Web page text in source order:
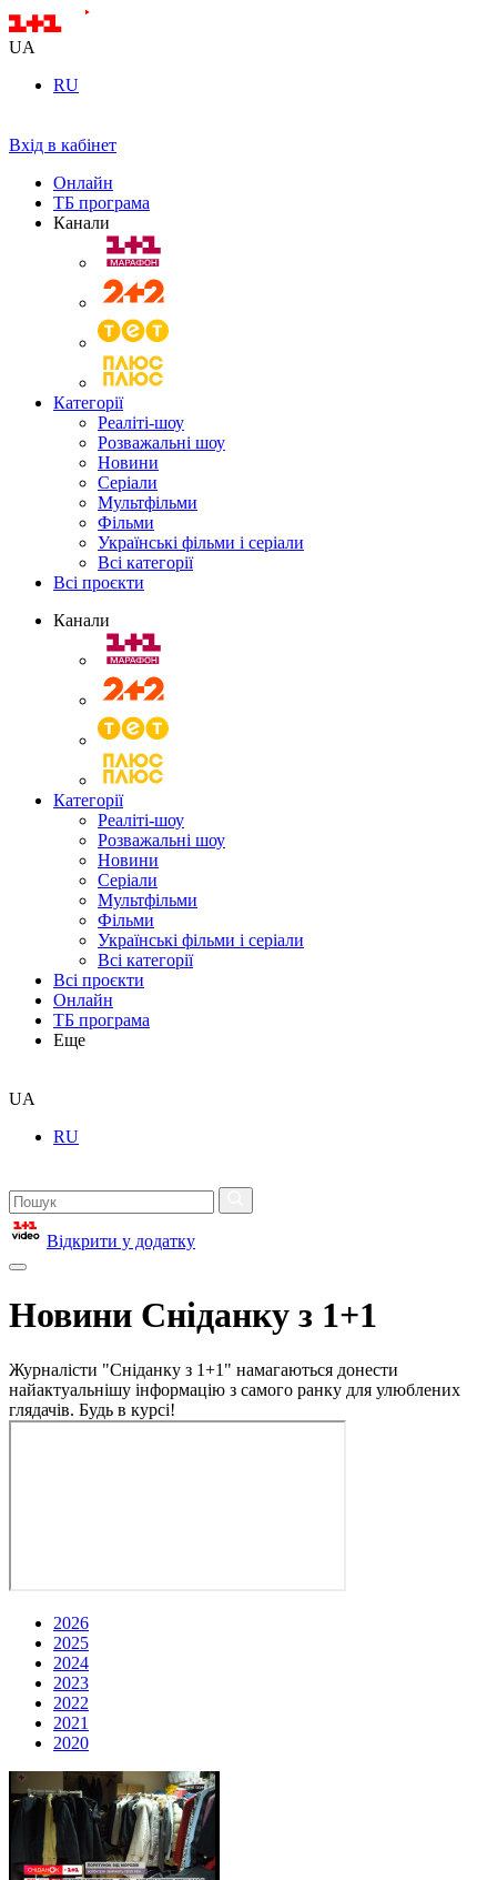
UA
RU
Вхід в кабінет
Онлайн
ТБ програма
Канали
Категорії
Реаліті-шоу
Розважальні шоу
Новини
Серіали
Мультфільми
Фільми
Українські фільми і серіали
Всі категорії
Всі проєкти
Канали
Категорії
Реаліті-шоу
Розважальні шоу
Новини
Серіали
Мультфільми
Фільми
Українські фільми і серіали
Всі категорії
Всі проєкти
Онлайн
ТБ програма
Еще
UA
RU
Відкрити у додатку
Новини Сніданку з 1+1
Журналісти "Сніданку з 1+1" намагаються донести
найактуальнішу інформацію з самого ранку для улюблених
глядачів. Будь в курсі!
2026
2025
2024
2023
2022
2021
2020